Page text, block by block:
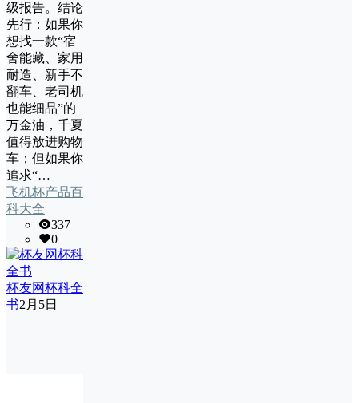
级报告。结论
先行：如果你
想找一款“宿
舍能藏、家用
耐造、新手不
翻车、老司机
也能细品”的
万金油，千夏
值得放进购物
车；但如果你
追求“…
飞机杯产品百
科大全
337
0
杯友网杯科全
书2月5日